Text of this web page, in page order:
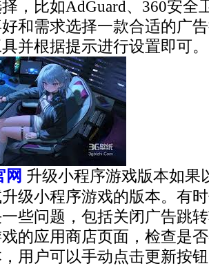
，比如AdGuard、360安全
和需求选择一款合适的广
并根据提示进行设置即可。
网 升级小程序游戏版本如果
级小程序游戏的版本。有
些问题，包括关闭广告跳
的应用商店页面，检查是
用户可以手动点击更新按